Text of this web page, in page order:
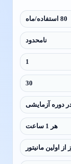
80 استفاده/ماه
نامحدود
1
30
هر 1 ساعت